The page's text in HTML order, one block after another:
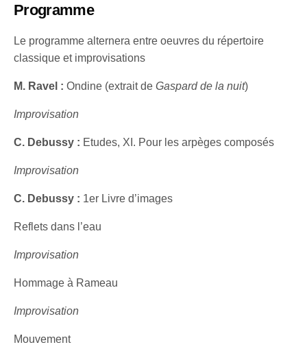
Programme
Le programme alternera entre oeuvres du répertoire
classique et improvisations
M. Ravel : Ondine (extrait deGaspard de la nuit)
Improvisation
C. Debussy : Etudes, XI. Pour les arpèges composés
Improvisation
C. Debussy : 1er Livre d’images
Reflets dans l’eau
Improvisation
Hommage à Rameau
Improvisation
Mouvement